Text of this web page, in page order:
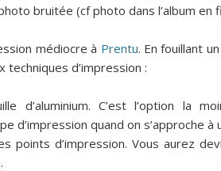
bruitée (cf photo dans l’album en
médiocre à Prentu. En fouillant
techniques d’impression :
d’aluminium. C’est l’option la
d’impression quand on s’approche
points d’impression. Vous aurez